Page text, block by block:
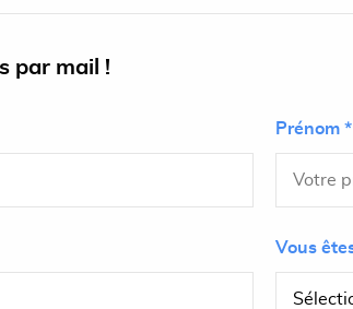
par mail !
Prénom *
Vous